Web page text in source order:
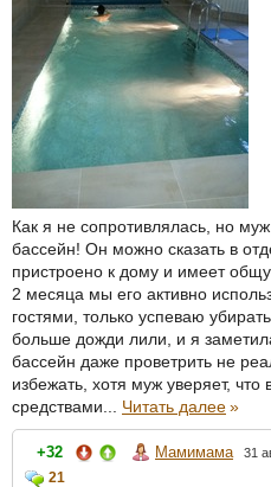
Как я не сопротивлялась, но
бассейн! Он можно сказать в
пристроено к дому и имеет
2 месяца мы его активно
гостями, только успеваю
больше дожди лили, и я
бассейн даже проветрить не
избежать, хотя муж уверяет,
средствами... Читать далее»
+32 Мамимама 31
21